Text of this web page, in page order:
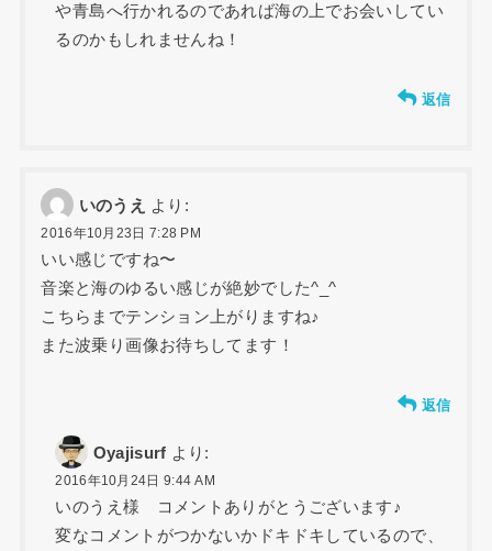
や青島へ行かれるのであれば海の上でお会いしてい
るのかもしれませんね！
返信
いのうえ より:
2016年10月23日 7:28 PM
いい感じですね〜
音楽と海のゆるい感じが絶妙でした^_^
こちらまでテンション上がりますね♪
また波乗り画像お待ちしてます！
返信
Oyajisurf より:
2016年10月24日 9:44 AM
いのうえ様 コメントありがとうございます♪
変なコメントがつかないかドキドキしているので、